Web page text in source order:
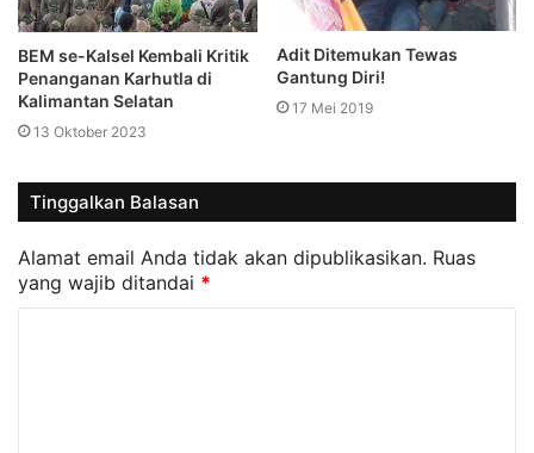
BEM se-Kalsel Kembali Kritik
Penanganan Karhutla di
Kalimantan Selatan
13 Oktober 2023
Adit Ditemukan Tewas
Gantung Diri!
17 Mei 2019
Tinggalkan Balasan
Alamat email Anda tidak akan dipublikasikan. Ruas
yang wajib ditandai *